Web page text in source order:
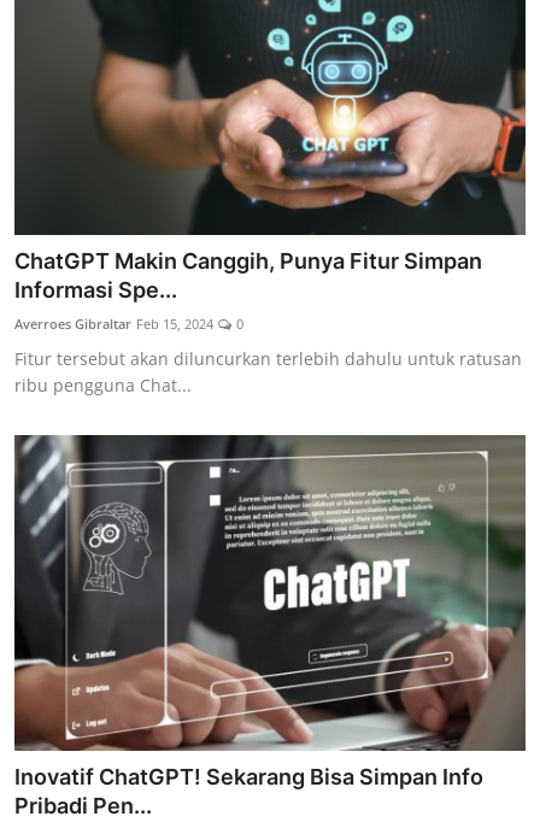
ChatGPT Makin Canggih, Punya Fitur Simpan
Informasi Spe...
Averroes Gibraltar Feb 15, 2024 0
Fitur tersebut akan diluncurkan terlebih dahulu untuk ratusan
ribu pengguna Chat...
Inovatif ChatGPT! Sekarang Bisa Simpan Info
Pribadi Pen...